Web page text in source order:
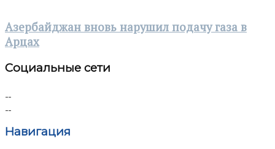
Азербайджан вновь нарушил подачу газа в
Арцах
Социальные сети
Навигация